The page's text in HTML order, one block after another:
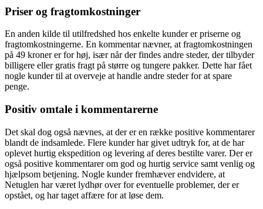
Priser og fragtomkostninger
En anden kilde til utilfredshed hos enkelte kunder er priserne og
fragtomkostningerne. En kommentar nævner, at fragtomkostningen
på 49 kroner er for høj, især når der findes andre steder, der tilbyder
billigere eller gratis fragt på større og tungere pakker. Dette har fået
nogle kunder til at overveje at handle andre steder for at spare
penge.
Positiv omtale i kommentarerne
Det skal dog også nævnes, at der er en række positive kommentarer
blandt de indsamlede. Flere kunder har givet udtryk for, at de har
oplevet hurtig ekspedition og levering af deres bestilte varer. Der er
også positive kommentarer om god og hurtig service samt venlig og
hjælpsom betjening. Nogle kunder fremhæver endvidere, at
Netuglen har været lydhør over for eventuelle problemer, der er
opstået, og har taget affære for at løse dem.